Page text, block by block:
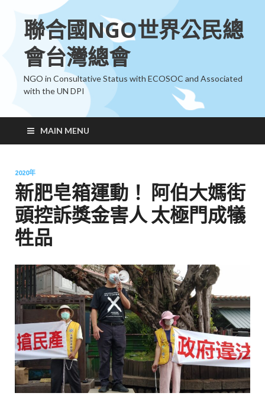
聯合國NGO世界公民總
會台灣總會
NGO in Consultative Status with ECOSOC and Associated
with the UN DPI
MAIN MENU
2020年
新肥皂箱運動！ 阿伯大媽街
頭控訴獎金害人 太極門成犠
牲品